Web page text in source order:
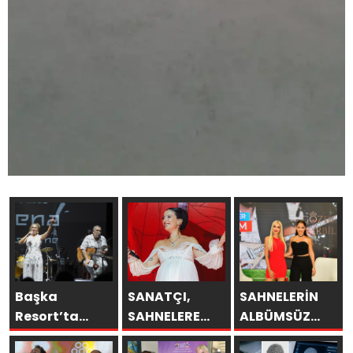
Başka
Resort’ta
Unutulmaz
SANATÇI,
SAHNELERE
VERECEĞİ KISA
SAHNELERİN
ALBÜMSÜZ
ASSOLİSTİ